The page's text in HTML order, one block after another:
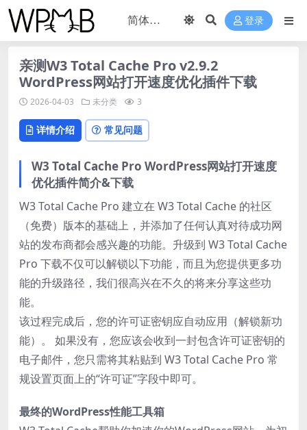
登录
亲测W3 Total Cache Pro v2.9.2
WordPress网站打开速度优化插件下载
2026-04-03 未分类 3
详情介绍 常见问题
W3 Total Cache Pro WordPress网站打开速度
优化插件简介&下载
W3 Total Cache Pro 建立在 W3 Total Cache 的社区
（免费）版本的基础上，并添加了任何认真对待成功网
站的发布商都会感兴趣的功能。升级到 W3 Total Cache
Pro 下载不仅可以解锁以下功能，而且为您提供更多功
能的升级路径，我们很高兴在不久的将来分享这些功
能。
该过程完成后，您的许可证密钥应自动应用（解锁新功
能）。 如果没有，您应该会收到一封包含许可证密钥的
电子邮件，您只需将其粘贴到 W3 Total Cache Pro 常
规设置页面上的“许可证”字段中即可。
最终的WordPress性能工具箱